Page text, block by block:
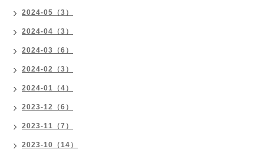
2024-05（3）
2024-04（3）
2024-03（6）
2024-02（3）
2024-01（4）
2023-12（6）
2023-11（7）
2023-10（14）